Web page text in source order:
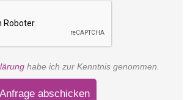
habe ich zur Kenntnis genommen.
abschicken